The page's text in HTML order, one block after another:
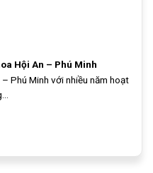
Hội An – Phú Minh
Phú Minh với nhiều năm hoạt